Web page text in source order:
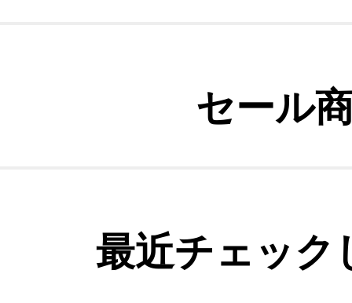
セール
最近チェック